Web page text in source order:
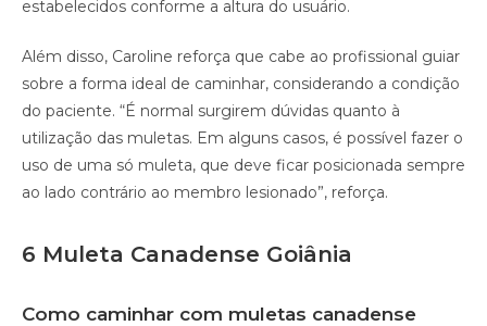
estabelecidos conforme a altura do usuário.
Além disso, Caroline reforça que cabe ao profissional guiar
sobre a forma ideal de caminhar, considerando a condição
do paciente. “É normal surgirem dúvidas quanto à
utilização das muletas. Em alguns casos, é possível fazer o
uso de uma só muleta, que deve ficar posicionada sempre
ao lado contrário ao membro lesionado”, reforça.
6 Muleta Canadense Goiânia
Como caminhar com muletas canadense